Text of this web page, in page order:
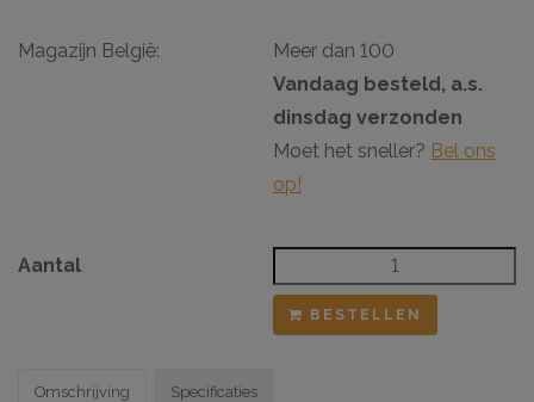
Magazijn België:
Meer dan 100
Vandaag besteld, a.s.
dinsdag verzonden
Moet het sneller? Bel ons
op!
Aantal
BESTELLEN
Omschrijving Specificaties